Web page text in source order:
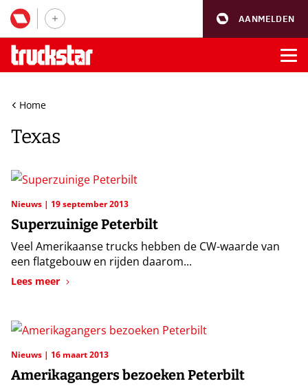
AANMELDEN
Home
Texas
Nieuws 19 september 2013
Superzuinige Peterbilt
Veel Amerikaanse trucks hebben de CW-waarde van
een flatgebouw en rijden daarom...
Lees meer
Nieuws 16 maart 2013
Amerikagangers bezoeken Peterbilt